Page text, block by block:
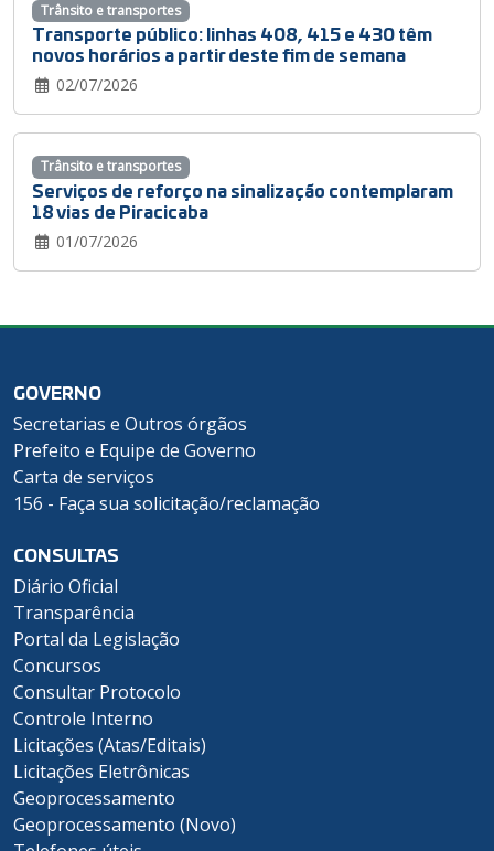
Transporte público: linhas 408, 415 e 430 têm
novos horários a partir deste fim de semana
02/07/2026
Trânsito e transportes
Serviços de reforço na sinalização contemplaram
18 vias de Piracicaba
01/07/2026
Trânsito e transportes
GOVERNO
Secretarias e Outros órgãos
Prefeito e Equipe de Governo
Carta de serviços
156 - Faça sua solicitação/reclamação
CONSULTAS
Diário Oficial
Transparência
Portal da Legislação
Concursos
Consultar Protocolo
Controle Interno
Licitações (Atas/Editais)
Licitações Eletrônicas
Geoprocessamento
Geoprocessamento (Novo)